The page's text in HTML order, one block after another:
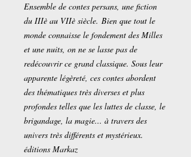
Ensemble de contes persans, une fiction
du IIIè au VIIè siècle. Bien que tout le
monde connaisse le fondement des Milles
et une nuits, on ne se lasse pas de
redécouvrir ce grand classique. Sous leur
apparente légèreté, ces contes abordent
des thématiques très diverses et plus
profondes telles que les luttes de classe, le
brigandage, la magie... à travers des
univers très différents et mystérieux.
éditions Markaz